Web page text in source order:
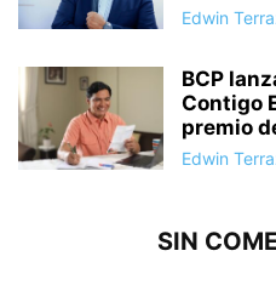
Edwin
BCP
Contigo
premio
Edwin
SIN